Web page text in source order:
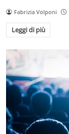
Fabrizia Volponi
Leggi di più